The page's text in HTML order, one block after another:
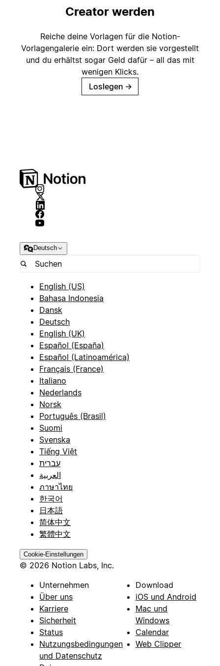
Creator werden
Reiche deine Vorlagen für die Notion-
Vorlagengalerie ein: Dort werden sie vorgestellt
und du erhältst sogar Geld dafür – all das mit
wenigen Klicks.
Loslegen →
Deutsch
English (US)
Bahasa Indonesia
Dansk
Deutsch
English (UK)
Español (España)
Español (Latinoamérica)
Français (France)
Italiano
Nederlands
Norsk
Português (Brasil)
Suomi
Svenska
Tiếng Việt
עברית
العربية
ภาษาไทย
한국어
日本語
简体中文
繁體中文
Cookie-Einstellungen
© 2026 Notion Labs, Inc.
Unternehmen
Über uns
Karriere
Sicherheit
Status
Nutzungsbedingungen
und Datenschutz
Download
iOS und Android
Mac und
Windows
Calendar
Web Clipper